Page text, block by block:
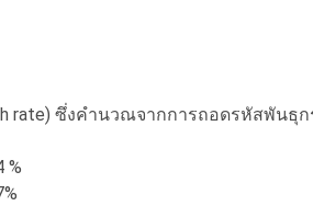
rate) ซึ่งคำนวณจากการถอดรหัสพันธุ
%